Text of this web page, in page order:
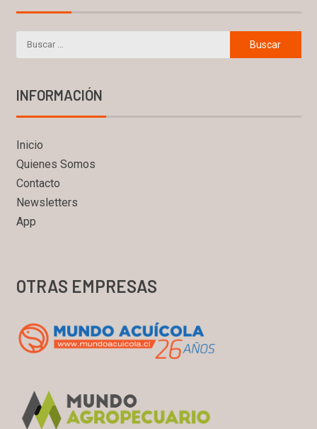
INFORMACIÓN
Inicio
Quienes Somos
Contacto
Newsletters
App
OTRAS EMPRESAS